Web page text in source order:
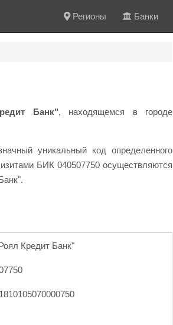
Регионы Банки
Банк", находящемся в городе
уникальный код определенного
БИК 040507750 осуществляются
Кредит Банк"